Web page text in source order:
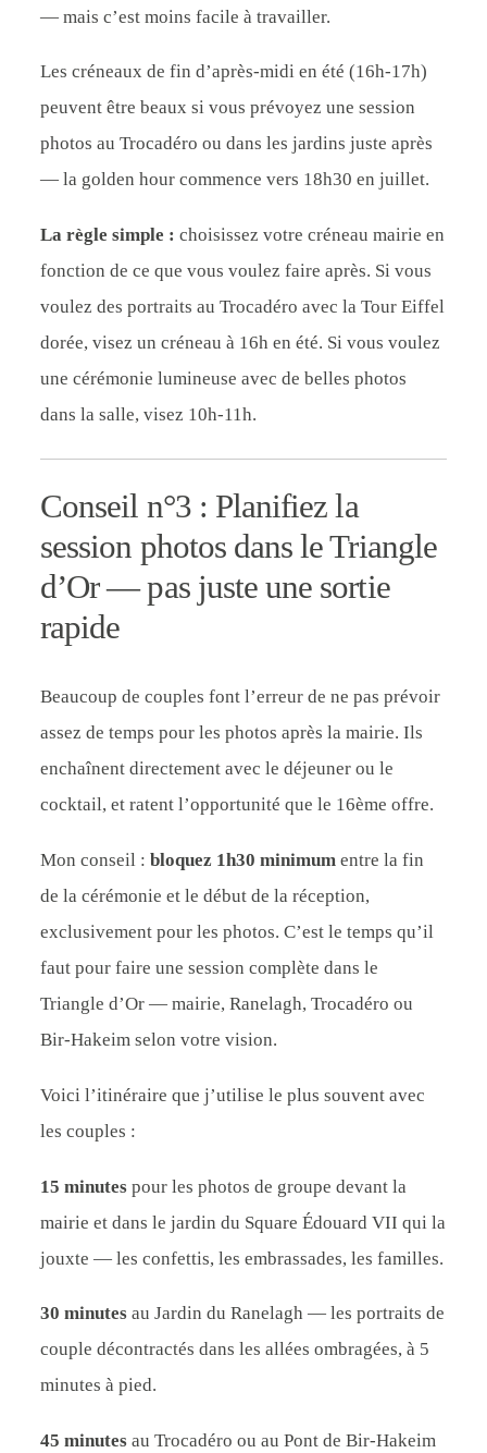
— mais c’est moins facile à travailler.
Les créneaux de fin d’après-midi en été (16h-17h)
peuvent être beaux si vous prévoyez une session
photos au Trocadéro ou dans les jardins juste après
— la golden hour commence vers 18h30 en juillet.
La règle simple : choisissez votre créneau mairie en
fonction de ce que vous voulez faire après. Si vous
voulez des portraits au Trocadéro avec la Tour Eiffel
dorée, visez un créneau à 16h en été. Si vous voulez
une cérémonie lumineuse avec de belles photos
dans la salle, visez 10h-11h.
Conseil n°3 : Planifiez la
session photos dans le Triangle
d’Or — pas juste une sortie
rapide
Beaucoup de couples font l’erreur de ne pas prévoir
assez de temps pour les photos après la mairie. Ils
enchaînent directement avec le déjeuner ou le
cocktail, et ratent l’opportunité que le 16ème offre.
Mon conseil :bloquez 1h30 minimum entre la fin
de la cérémonie et le début de la réception,
exclusivement pour les photos. C’est le temps qu’il
faut pour faire une session complète dans le
Triangle d’Or — mairie, Ranelagh, Trocadéro ou
Bir-Hakeim selon votre vision.
Voici l’itinéraire que j’utilise le plus souvent avec
les couples :
15 minutes pour les photos de groupe devant la
mairie et dans le jardin du Square Édouard VII qui la
jouxte — les confettis, les embrassades, les familles.
30 minutes au Jardin du Ranelagh — les portraits de
couple décontractés dans les allées ombragées, à 5
minutes à pied.
45 minutes au Trocadéro ou au Pont de Bir-Hakeim